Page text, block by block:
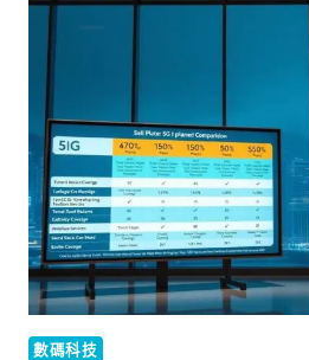
齡
的
中
國
移
動
月
費
計
數碼科技